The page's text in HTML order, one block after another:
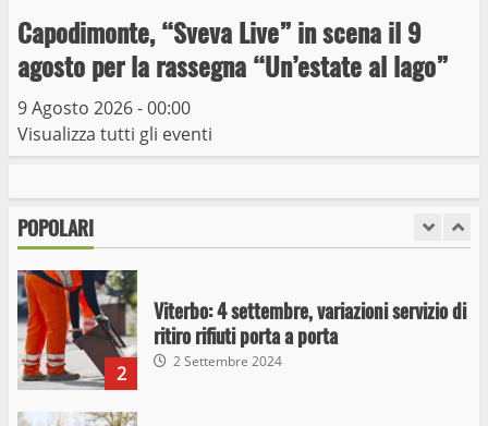
Capodimonte, “Sveva Live” in scena il 9
agosto per la rassegna “Un’estate al lago”
9 Agosto 2026 - 00:00
Visualizza tutti gli eventi
POPOLARI
Giochi Sportivi Studenteschi di Atletica a
Viterbo
10 Maggio 2023
I Carabinieri arrestano due giovani per
stupefacenti
2
Viterbo: 4 settembre, variazioni servizio di
ritiro rifiuti porta a porta
2 Settembre 2024